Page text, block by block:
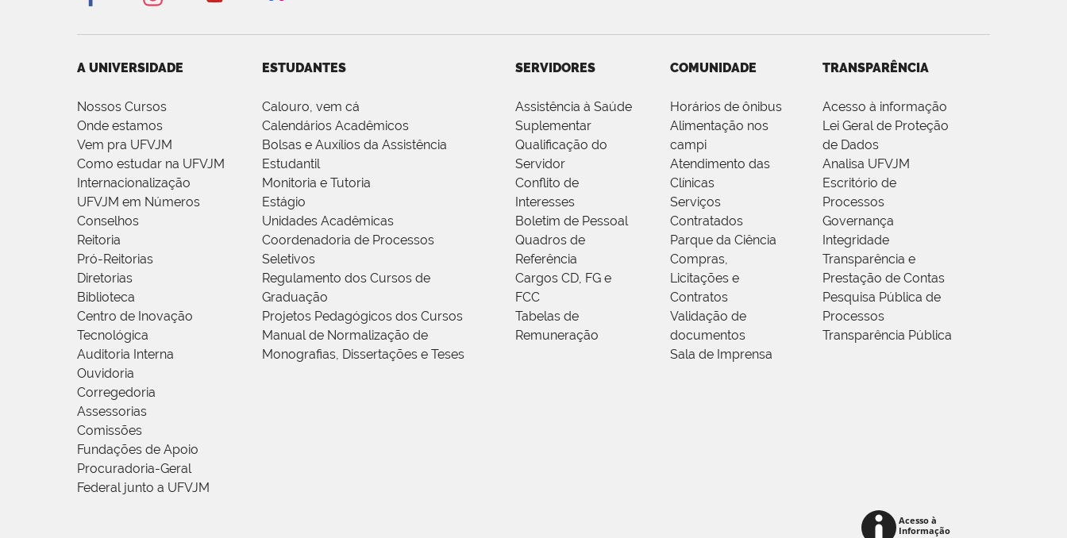
A UNIVERSIDADE
Nossos Cursos
Onde estamos
Vem pra UFVJM
Como estudar na UFVJM
Internacionalização
UFVJM em Números
Conselhos
Reitoria
Pró-Reitorias
Diretorias
Biblioteca
Centro de Inovação
Tecnológica
Auditoria Interna
Ouvidoria
Corregedoria
Assessorias
Comissões
Fundações de Apoio
Procuradoria-Geral
Federal junto a UFVJM
ESTUDANTES
Calouro, vem cá
Calendários Acadêmicos
Bolsas e Auxílios da Assistência
Estudantil
Monitoria e Tutoria
Estágio
Unidades Acadêmicas
Coordenadoria de Processos
Seletivos
Regulamento dos Cursos de
Graduação
Projetos Pedagógicos dos Cursos
Manual de Normalização de
Monografias, Dissertações e Teses
SERVIDORES
Assistência à Saúde
Suplementar
Qualificação do
Servidor
Conflito de
Interesses
Boletim de Pessoal
Quadros de
Referência
Cargos CD, FG e
FCC
Tabelas de
Remuneração
COMUNIDADE
Horários de ônibus
Alimentação nos
campi
Atendimento das
Clínicas
Serviços
Contratados
Parque da Ciência
Compras,
Licitações e
Contratos
Validação de
documentos
Sala de Imprensa
TRANSPARÊNCIA
Acesso à informação
Lei Geral de Proteção
de Dados
Analisa UFVJM
Escritório de
Processos
Governança
Integridade
Transparência e
Prestação de Contas
Pesquisa Pública de
Processos
Transparência Pública